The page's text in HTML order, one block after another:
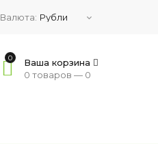
Валюта:
0
Ваша корзина
0 товаров — 0